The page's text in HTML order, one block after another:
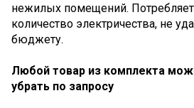
нежилых помещений.
количество электричества, не
бюджету.
Любой товар из комплекта
убрать по запросу